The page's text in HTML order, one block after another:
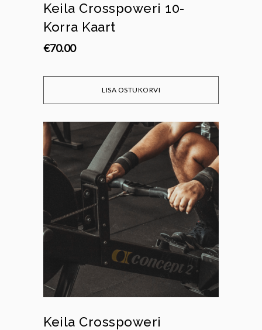
Keila Crosspoweri 10-
Korra Kaart
€70.00
LISA OSTUKORVI
Keila Crosspoweri